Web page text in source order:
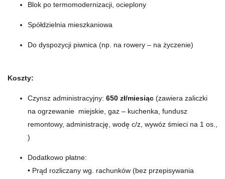
Blok po termomodernizacji, ocieplony
Spółdzielnia mieszkaniowa
Do dyspozycji piwnica (np. na rowery – na życzenie)
Koszty:
Czynsz administracyjny: 650 zł/miesiąc (zawiera zaliczki
na ogrzewanie miejskie, gaz – kuchenka, fundusz
remontowy, administrację, wodę c/z, wywóz śmieci na 1 os.,
)
Dodatkowo płatne:
• Prąd rozliczany wg. rachunków (bez przepisywania